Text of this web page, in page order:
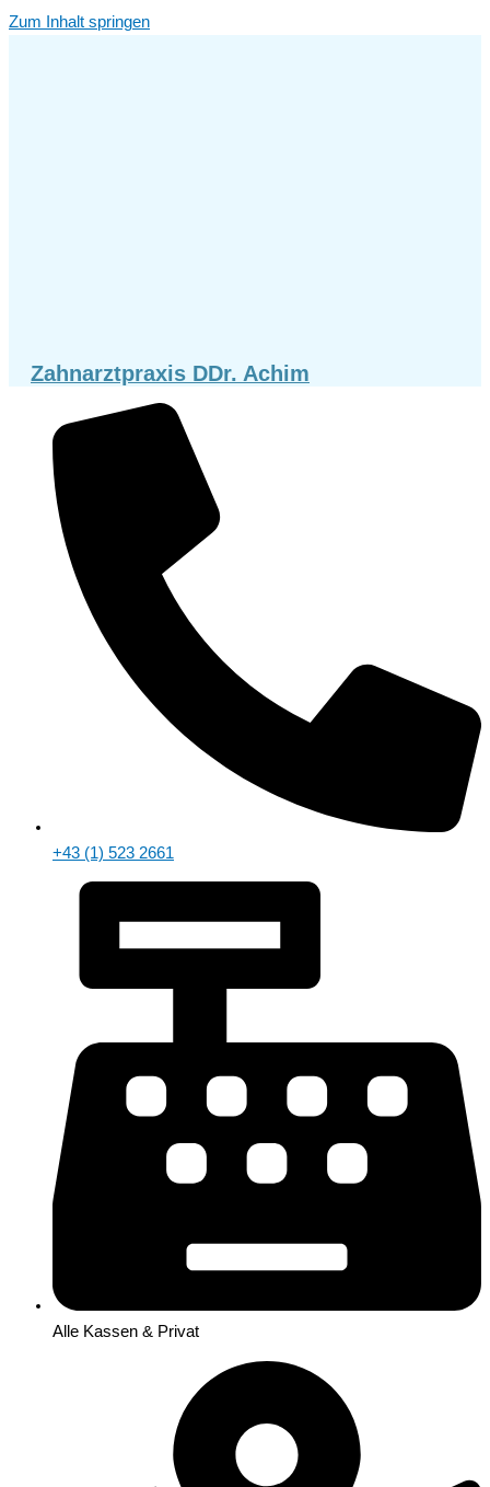
Zum Inhalt springen
Zahnarztpraxis DDr. Achim
+43 (1) 523 2661
Alle Kassen & Privat